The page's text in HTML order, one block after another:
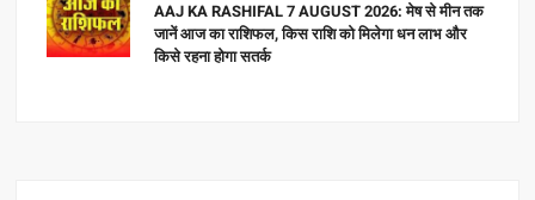
AAJ KA RASHIFAL 7 AUGUST 2026: मेष से मीन तक
जानें आज का राशिफल, किस राशि को मिलेगा धन लाभ और
किसे रहना होगा सतर्क